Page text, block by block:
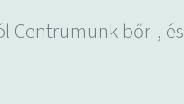
Centrumunk bőr-, és